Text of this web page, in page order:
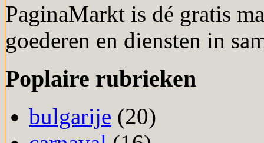
PaginaMarkt is dé gratis
goederen en diensten in
Poplaire rubrieken
bulgarije (20)